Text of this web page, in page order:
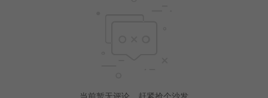
当前暂无评论，赶紧抢个沙发